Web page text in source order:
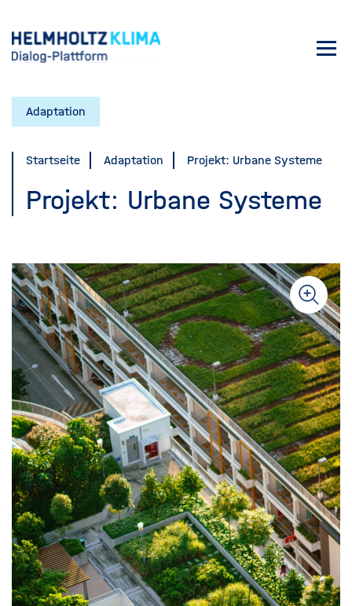
zum
Inhalt
Adaptation
Startseite Adaptation Projekt: Urbane Systeme
Projekt: Urbane Systeme